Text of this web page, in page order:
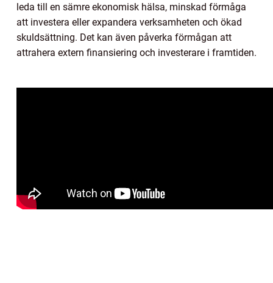
leda till en sämre ekonomisk hälsa, minskad förmåga
att investera eller expandera verksamheten och ökad
skuldsättning. Det kan även påverka förmågan att
attrahera extern finansiering och investerare i framtiden.